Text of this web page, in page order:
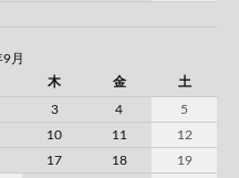
月
木 金 土
3 4
5
10 11
12
17 18
19